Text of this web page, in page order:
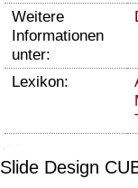
Weitere
Informationen
unter:
Lexikon:
Slide Design